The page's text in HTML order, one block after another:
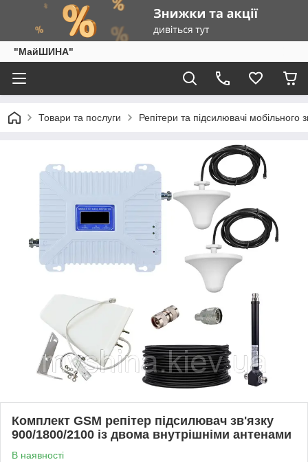
"МайШИНА"
Товари та послуги Репітери та підсилювачі мобільного
Комплект GSM репітер підсилювач зв'язку
900/1800/2100 із двома внутрішніми антенами
В наявності